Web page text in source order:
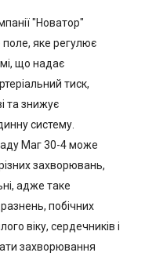
"Новатор"
поле, яке регулює
що надає
тиск,
та знижує
систему.
Маг 30-4 може
захворювань,
адже таке
побічних
віку, сердечників і
захворювання